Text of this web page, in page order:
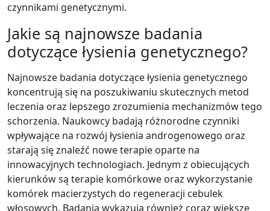
czynnikami genetycznymi.
Jakie są najnowsze badania
dotyczące łysienia genetycznego?
Najnowsze badania dotyczące łysienia genetycznego
koncentrują się na poszukiwaniu skutecznych metod
leczenia oraz lepszego zrozumienia mechanizmów tego
schorzenia. Naukowcy badają różnorodne czynniki
wpływające na rozwój łysienia androgenowego oraz
starają się znaleźć nowe terapie oparte na
innowacyjnych technologiach. Jednym z obiecujących
kierunków są terapie komórkowe oraz wykorzystanie
komórek macierzystych do regeneracji cebulek
włosowych. Badania wykazują również coraz większe